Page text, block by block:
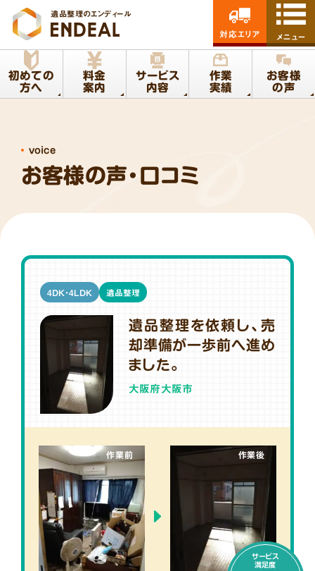
遺品整理のエンディール
初めての
方へ
料金
案内
サービス
内容
作業
実績
お客様
の声
対応エリア メニュー
お客様の声・口コミ
voice
遺品整理を依頼し、売
却準備が一歩前へ進め
ました。
大阪府大阪市
4DK・4LDK 遺品整理
作業前 作業後
サービス
満足度